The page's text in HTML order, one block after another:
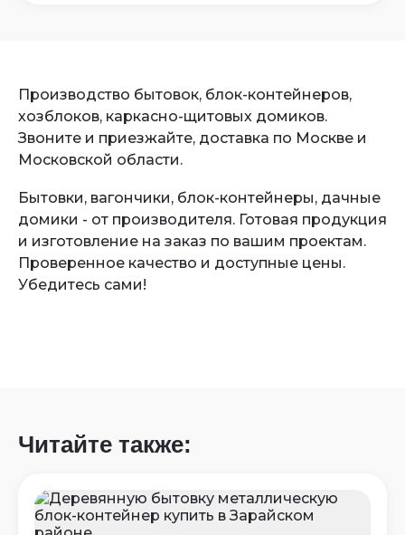
Производство бытовок, блок-контейнеров,
хозблоков, каркасно-щитовых домиков.
Звоните и приезжайте, доставка по Москве и
Московской области.
Бытовки, вагончики, блок-контейнеры, дачные
домики - от производителя. Готовая продукция
и изготовление на заказ по вашим проектам.
Проверенное качество и доступные цены.
Убедитесь сами!
Читайте также: